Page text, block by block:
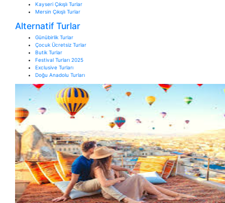
Kayseri Çıkışlı Turlar
Mersin Çıkışlı Turlar
Alternatif Turlar
Günübirlik Turlar
Çocuk Ücretsiz Turlar
Butik Turlar
Festival Turları 2025
Exclusive Turları
Doğu Anadolu Turları